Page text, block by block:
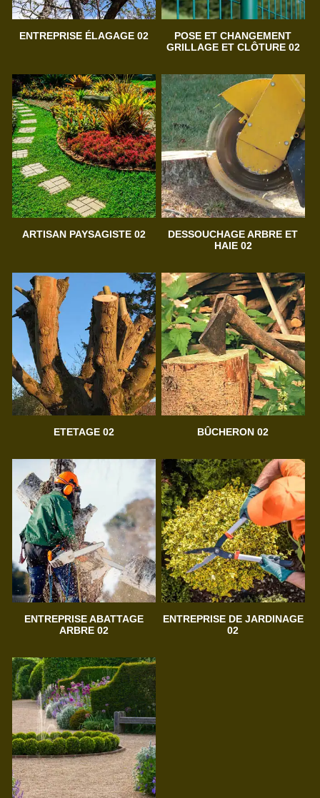
ENTREPRISE ÉLAGAGE 02
POSE ET CHANGEMENT
GRILLAGE ET CLÔTURE 02
ARTISAN PAYSAGISTE 02
DESSOUCHAGE ARBRE ET
HAIE 02
ETETAGE 02 BÛCHERON 02
ENTREPRISE ABATTAGE
ARBRE 02
ENTREPRISE DE JARDINAGE
02